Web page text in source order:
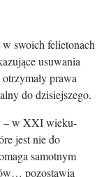
swoich felietonach
usuwania
prawa
do dzisiejszego.
– w XXI wieku-
jest nie do
samotnym
pozostawia